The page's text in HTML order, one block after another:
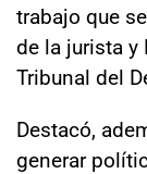
trabajo que
de la jurista y
Tribunal del
Destacó,
generar